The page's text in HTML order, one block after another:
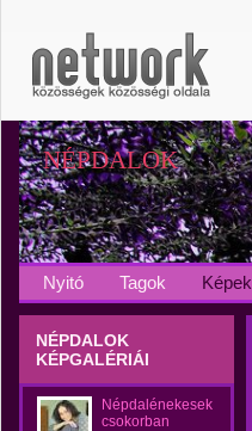
NÉPDALOK
Nyitó Tagok Képek
NÉPDALOK
KÉPGALÉRIÁI
Népdalénekesek
csokorban